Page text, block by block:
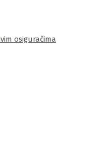
osiguračima